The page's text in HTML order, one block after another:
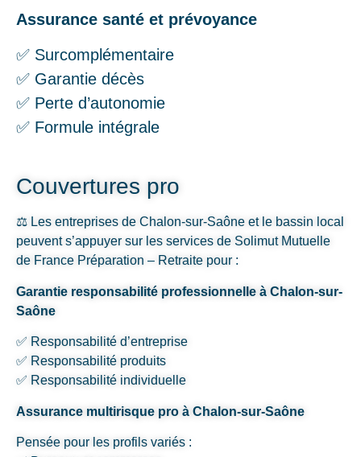
Assurance santé et prévoyance
✅ Surcomplémentaire
✅ Garantie décès
✅ Perte d’autonomie
✅ Formule intégrale
Couvertures pro
⚖️ Les entreprises de Chalon-sur-Saône et le bassin local
peuvent s’appuyer sur les services de Solimut Mutuelle
de France Préparation – Retraite pour :
Garantie responsabilité professionnelle à Chalon-sur-
Saône
✅ Responsabilité d’entreprise
✅ Responsabilité produits
✅ Responsabilité individuelle
Assurance multirisque pro à Chalon-sur-Saône
Pensée pour les profils variés :